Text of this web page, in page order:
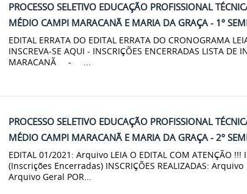
PROCESSO SELETIVO EDUCAÇÃO PROFISSIONAL
MÉDIO CAMPI MARACANÃ E MARIA DA GRAÇA - 1º
EDITAL ERRATA DO EDITAL ERRATA DO CRONOGRAMA
INSCREVA-SE AQUI - INSCRIÇÕES ENCERRADAS LISTA DE
MARACANÃ - ...
PROCESSO SELETIVO EDUCAÇÃO PROFISSIONAL
MÉDIO CAMPI MARACANÃ E MARIA DA GRAÇA - 2º
EDITAL 01/2021: Arquivo LEIA O EDITAL COM ATENÇÃO !!!
(Inscrições Encerradas) INSCRIÇÕES REALIZADAS: Arquivo
Arquivo Geral POR...